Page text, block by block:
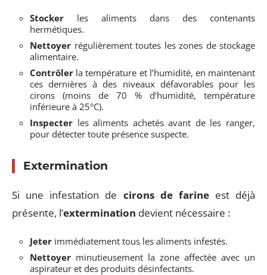
Stocker les aliments dans des contenants
hermétiques.
Nettoyer régulièrement toutes les zones de stockage
alimentaire.
Contrôler la température et l’humidité, en maintenant
ces dernières à des niveaux défavorables pour les
cirons (moins de 70 % d’humidité, température
inférieure à 25°C).
Inspecter les aliments achetés avant de les ranger,
pour détecter toute présence suspecte.
Extermination
Si une infestation de cirons de farineest déjà
présente, l’extermination devient nécessaire :
Jeter immédiatement tous les aliments infestés.
Nettoyer minutieusement la zone affectée avec un
aspirateur et des produits désinfectants.